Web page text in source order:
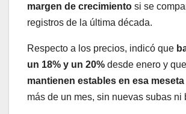
margen de crecimiento si se
registros de la última década.
Respecto a los precios, indicó que
un 18% y un 20% desde enero y que
mantienen estables en esa meseta
más de un mes, sin nuevas subas ni